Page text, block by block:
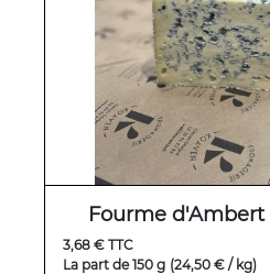
Fourme
3,68 € TTC
La part de 150 g (24,50 € / kg)